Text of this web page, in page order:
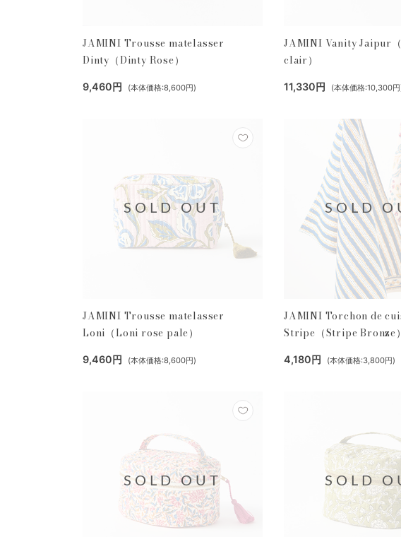
JAMINI Trousse matelasser
Dinty（Dinty Rose）
9,460円 (本体価格:8,600円)
JAMINI Vanity Jaipur
clair）
11,330円 (本体価格:10,300
JAMINI Trousse matelasser
Loni（Loni rose pale）
9,460円 (本体価格:8,600円)
SOLD OUT
JAMINI Torchon de
Stripe（Stripe Bronze）
4,180円 (本体価格:3,800円)
SOLD
SOLD OUT SOLD